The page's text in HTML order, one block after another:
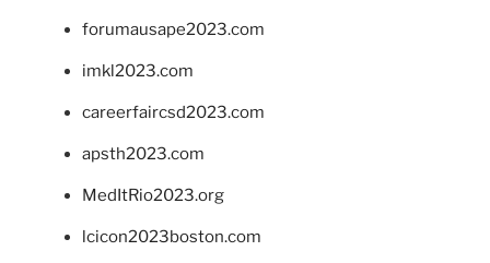
forumausape2023.com
imkl2023.com
careerfaircsd2023.com
apsth2023.com
MedItRio2023.org
lcicon2023boston.com